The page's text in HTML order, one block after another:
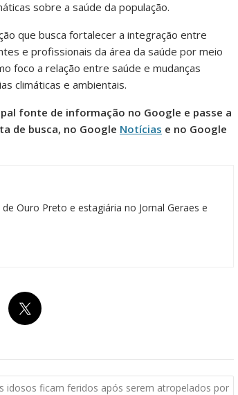
sobre a saúde da população.
que busca fortalecer a integração entre
e profissionais da área da saúde por meio
foco a relação entre saúde e mudanças
climáticas e ambientais.
fonte de informação no Google e passe a
de busca, no Google Notícias e no Google
Ouro Preto e estagiária no Jornal Geraes e
idosos ficam feridos após serem atropelados por